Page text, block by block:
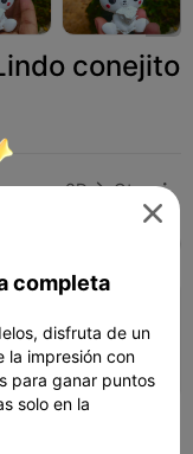
conejito
3D  Otro 

completa
disfruta de un
la impresión con
para ganar puntos
solo en la